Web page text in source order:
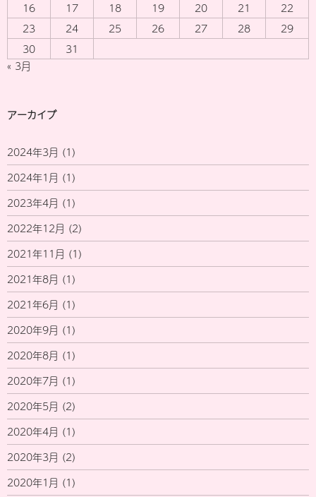
16
17 18 19 20 21
22
23
24 25 26 27 28
29
30
31
« 3月
アーカイブ
2024年3月 (1)
2024年1月 (1)
2023年4月 (1)
2022年12月 (2)
2021年11月 (1)
2021年8月 (1)
2021年6月 (1)
2020年9月 (1)
2020年8月 (1)
2020年7月 (1)
2020年5月 (2)
2020年4月 (1)
2020年3月 (2)
2020年1月 (1)